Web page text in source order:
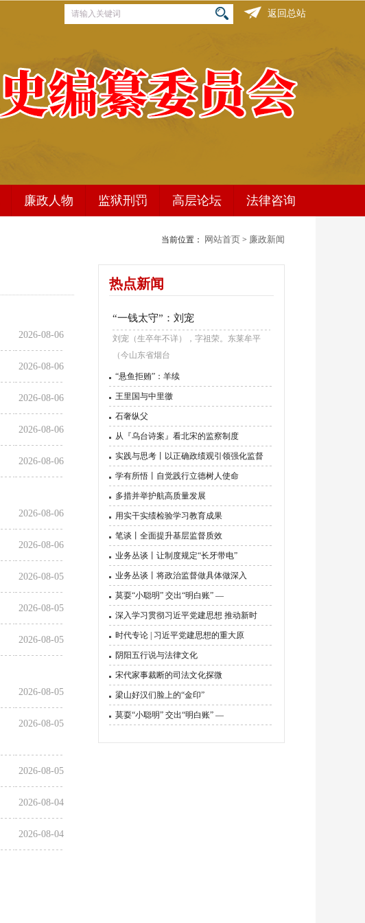
返回总站
廉政人物 监狱刑罚 高层论坛
高层论坛
法律咨询
当前位置： 网站首页 > 廉政新闻
2026-08-06
2026-08-06
2026-08-06
2026-08-06
2026-08-06
2026-08-06
2026-08-06
2026-08-05
2026-08-05
2026-08-05
2026-08-05
2026-08-05
2026-08-05
2026-08-04
2026-08-04
热点新闻
“一钱太守”：刘宠
刘宠（生卒年不详），字祖荣。东莱牟平
（今山东省烟台
“悬鱼拒贿”：羊续
王里国与中里徼
石奢纵父
从『乌台诗案』看北宋的监察制度
实践与思考丨以正确政绩观引领强化监督
学有所悟丨自觉践行立德树人使命
多措并举护航高质量发展
用实干实绩检验学习教育成果
笔谈丨全面提升基层监督质效
业务丛谈丨让制度规定“长牙带电”
业务丛谈丨将政治监督做具体做深入
莫耍“小聪明” 交出“明白账” —
深入学习贯彻习近平党建思想 推动新时
时代专论 | 习近平党建思想的重大原
阴阳五行说与法律文化
宋代家事裁断的司法文化探微
梁山好汉们脸上的“金印”
莫耍“小聪明” 交出“明白账” —